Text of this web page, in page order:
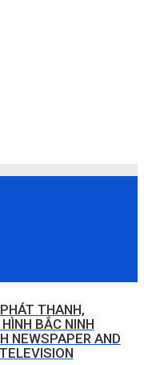
THANH,
BẮC NINH
NEWSPAPER AND